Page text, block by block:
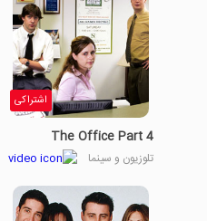
اشتراکی
The Office Part 4
تلوزیون و سینما